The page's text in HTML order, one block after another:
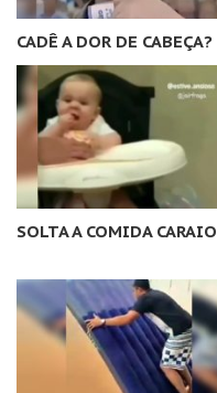
CADÊ A DOR DE CABEÇA?
SOLTA A COMIDA CARAIO